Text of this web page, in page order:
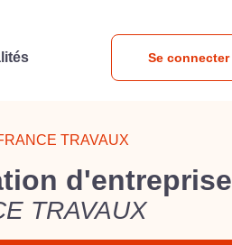
Se connecter
TRAVAUX
d'entreprise
TRAVAUX